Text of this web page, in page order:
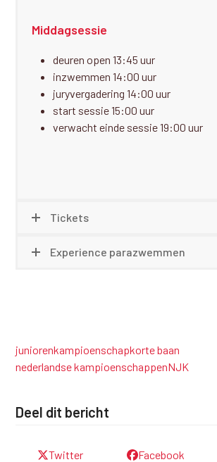
Middagsessie
deuren open 13:45 uur
inzwemmen 14:00 uur
juryvergadering 14:00 uur
start sessie 15:00 uur
verwacht einde sessie 19:00 uur
Tickets
Experience parazwemmen
juniorenkampioenschapkorte baan
nederlandse kampioenschappenNJK
Deel dit bericht
Twitter Facebook